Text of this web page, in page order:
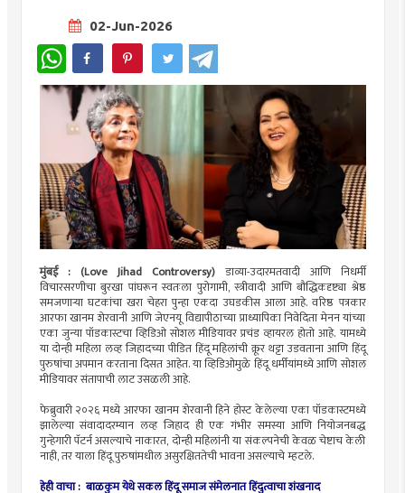
02-Jun-2026
WhatsApp
मुंबई : (Love Jihad Controversy) डाव्या-उदारमतवादी आणि निधर्मी
विचारसरणीचा बुरखा पांघरून स्वतःला पुरोगामी, स्त्रीवादी आणि बौद्धिकदृष्ट्या श्रेष्ठ
समजणाऱ्या घटकांचा खरा चेहरा पुन्हा एकदा उघडकीस आला आहे. वरिष्ठ पत्रकार
आरफा खानम शेरवानी आणि जेएनयू विद्यापीठाच्या प्राध्यापिका निवेदिता मेनन यांच्या
एका जुन्या पॉडकास्टचा व्हिडिओ सोशल मीडियावर प्रचंड व्हायरल होतो आहे. यामध्ये
या दोन्ही महिला लव्ह जिहादच्या पीडित हिंदू महिलांची क्रूर थट्टा उडवताना आणि हिंदू
पुरुषांचा अपमान करताना दिसत आहेत. या व्हिडिओमुळे हिंदू धर्मीयांमध्ये आणि सोशल
मीडियावर संतापाची लाट उसळली आहे.
फेब्रुवारी २०२६ मध्ये आरफा खानम शेरवानी हिने होस्ट केलेल्या एका पॉडकास्टमध्ये
झालेल्या संवादादरम्यान लव्ह जिहाद ही एक गंभीर समस्या आणि नियोजनबद्ध
गुन्हेगारी पॅटर्न असल्याचे नाकारत, दोन्ही महिलांनी या संकल्पनेची केवळ चेष्टाच केली
नाही, तर याला हिंदू पुरुषांमधील असुरक्षिततेची भावना असल्याचे म्हटले.
हेही वाचा : बाळकुम येथे सकल हिंदू समाज संमेलनात हिंदुत्वाचा शंखनाद